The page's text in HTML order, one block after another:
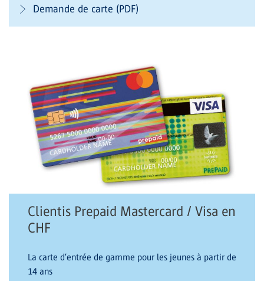
Demande de carte (PDF)
Clientis Prepaid Mastercard / Visa en
CHF
La carte d’entrée de gamme pour les jeunes à partir de
14 ans